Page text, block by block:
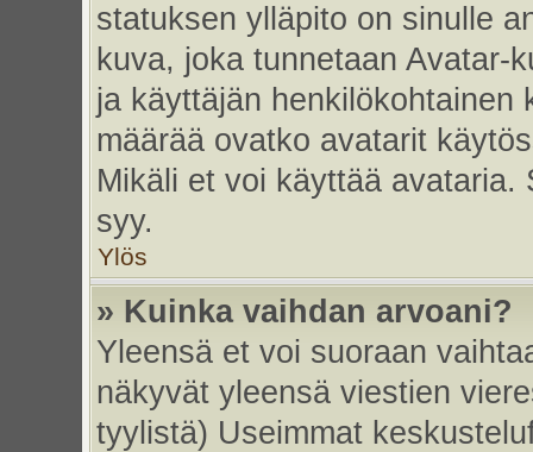
statuksen ylläpito on sinulle
kuva, joka tunnetaan Avatar-
ja käyttäjän henkilökohtainen
määrää ovatko avatarit
Mikäli et voi käyttää
syy.
Ylös
» Kuinka vaihdan arvoani?
Yleensä et voi suoraan
näkyvät yleensä viestien
tyylistä) Useimmat